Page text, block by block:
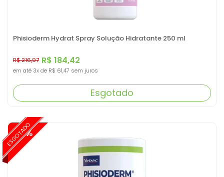
Phisioderm Hydrat Spray Solução Hidratante 250 ml
R$ 184,42
R$ 216,97
em até 3x de R$ 61,47 sem juros
Esgotado
ESGOTADO
-15%